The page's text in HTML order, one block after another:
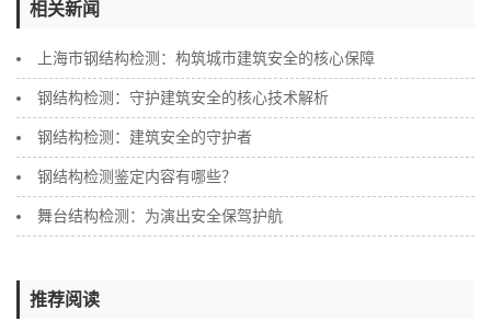
相关新闻
上海市钢结构检测：构筑城市建筑安全的核心保障
钢结构检测：守护建筑安全的核心技术解析
钢结构检测：建筑安全的守护者
钢结构检测鉴定内容有哪些？
舞台结构检测：为演出安全保驾护航
推荐阅读